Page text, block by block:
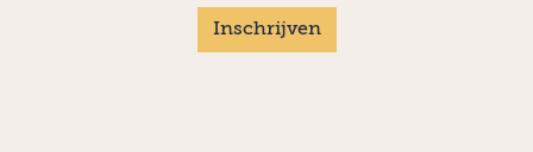
Inschrijven